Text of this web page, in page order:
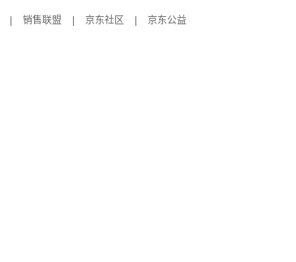
销售联盟 京东社区
京东公益